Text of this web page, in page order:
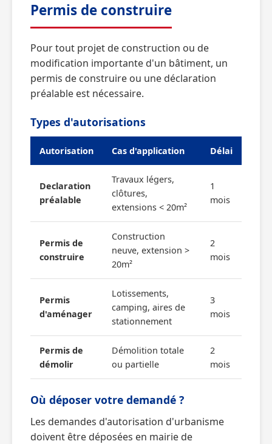
Permis de construire
Pour tout projet de construction ou de
modification importante d'un bâtiment, un
permis de construire ou une déclaration
préalable est nécessaire.
Types d'autorisations
Autorisation Cas d'application Délai
Declaration
préalable
Travaux légers,
clôtures,
extensions < 20m²
1
mois
Permis de
construire
Construction
neuve, extension >
20m²
2
mois
Permis
d'aménager
Lotissements,
camping, aires de
stationnement
3
mois
Permis de
démolir
Démolition totale
ou partielle
2
mois
Où déposer votre demandé ?
Les demandes d'autorisation d'urbanisme
doivent être déposées en mairie de